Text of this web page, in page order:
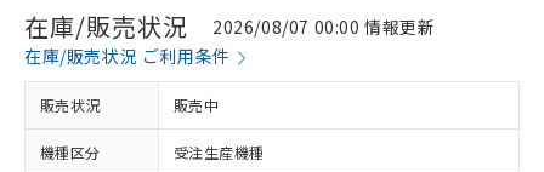
在庫/販売状況
2026/08/07 00:00 情報更新
在庫/販売状況 ご利用条件
販売状況 販売中
機種区分 受注生産機種